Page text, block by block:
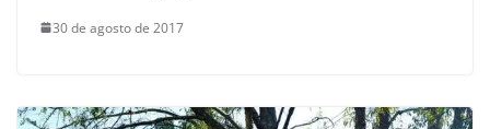
30 de agosto de 2017